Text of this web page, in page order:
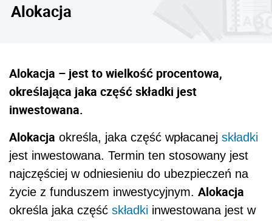
Alokacja
Alokacja – jest to wielkość procentowa,
określająca jaka część składki jest
inwestowana.
Alokacja określa, jaka część wpłacanej składki
jest inwestowana. Termin ten stosowany jest
najczęściej w odniesieniu do ubezpieczeń na
życie z funduszem inwestycyjnym. Alokacja
określa jaka część składki inwestowana jest w